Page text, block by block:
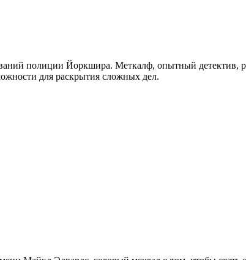
полиции Йоркшира. Меткалф, опытный детектив,
для раскрытия сложных дел.